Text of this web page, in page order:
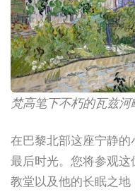
梵高笔下不朽的瓦兹
在巴黎北部这座宁静的
最后时光。您将参观
教堂以及他的长眠之